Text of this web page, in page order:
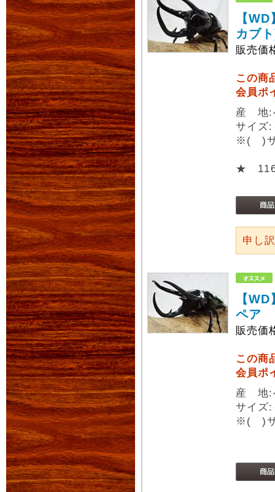
【
カブ
販売価
この商
会員ポ
産 地:
サイズ
※( )サ
★
申し
【
ペア
販売価
この商
会員ポ
産 地:
サイズ
※( )サ